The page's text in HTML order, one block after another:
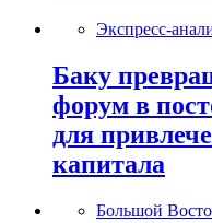
Экспресс-
Баку
форум в
для
капитала
Большой